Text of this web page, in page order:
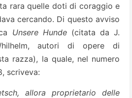
rara quelle doti di coraggio e
cercando. Di questo avviso
Unsere Hunde(citata da J.
autori di opere di
razza), la quale, nel numero
scriveva:
allora proprietario delle